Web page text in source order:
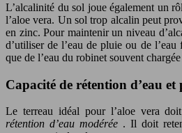
L’alcalinité du sol joue également un
l’aloe vera. Un sol trop alcalin peut
en zinc. Pour maintenir un niveau
d’utiliser de l’eau de pluie ou de
que de l’eau du robinet souvent
Capacité de rétention d’eau et
Le terreau idéal pour l’aloe vera
rétention d’eau modérée . Il doit